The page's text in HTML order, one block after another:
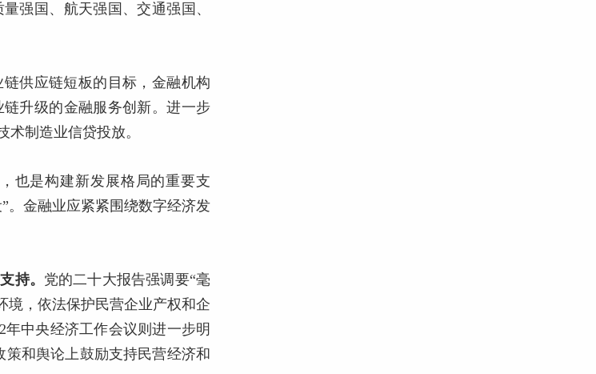
强国、航天强国、交通强国、
供应链短板的目标，金融机构
升级的金融服务创新。进一步
制造业信贷投放。
也是构建新发展格局的重要支
。金融业应紧紧围绕数字经济发
持。 党的二十大报告强调要“毫
境，依法保护民营企业产权和企
年中央经济工作会议则进一步明
和舆论上鼓励支持民营经济和